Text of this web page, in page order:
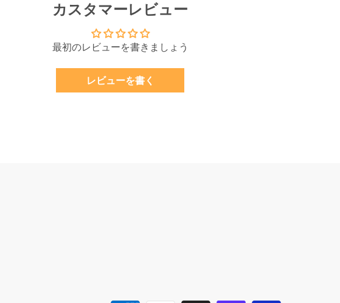
カスタマーレビュー
最初のレビューを書きましょう
レビューを書く